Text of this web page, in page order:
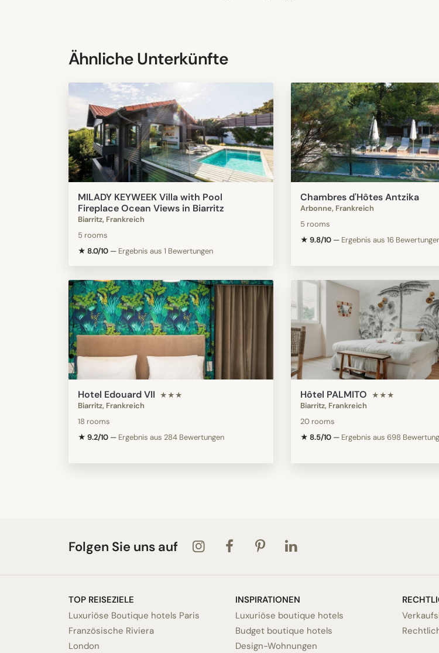
Ähnliche Unterkünfte
MILADY KEYWEEK Villa with Pool
Fireplace Ocean Views in Biarritz
Biarritz, Frankreich
5 rooms
★ 8.0/10 — Ergebnis aus 1 Bewertungen
Chambres d'Hôtes Antzika
Arbonne, Frankreich
5 rooms
★ 9.8/10— Ergebnis aus 16
Hotel Edouard VII ★★★
Biarritz, Frankreich
18 rooms
★ 9.2/10 — Ergebnis aus 284 Bewertungen
Hôtel PALMITO ★★★
Biarritz, Frankreich
20 rooms
★ 8.5/10— Ergebnis aus 698
Folgen Sie uns auf
TOP REISEZIELE
Luxuriöse Boutique hotels Paris
Französische Riviera
London
INSPIRATIONEN
Luxuriöse boutique hotels
Budget boutique hotels
Design-Wohnungen